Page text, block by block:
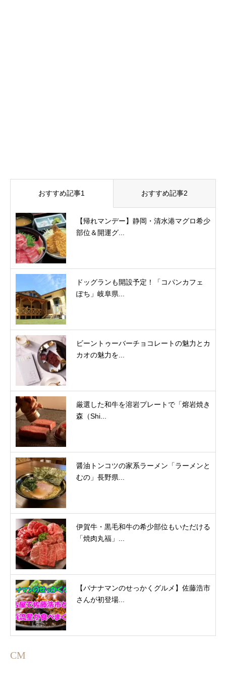
おすすめ記事1 おすすめ記事2
【帰れマンデー】静岡・清水港マグロ希少
部位＆開運グ...
ドッグランも開設予定！「コパンカフェ
ぽち」岐阜県...
ビーントゥーバーチョコレートの魅力とカ
カオの魅力を...
厳選した和牛を溶岩プレートで「熔岩焼き
森（Shi...
醤油トンコツの家系ラーメン「ラーメンと
むの」長野県...
伊賀牛・黒毛和牛の希少部位もいただける
「焼肉丸福」...
【バナナマンのせっかくグルメ】佐藤浩市
さんが初登場...
CM